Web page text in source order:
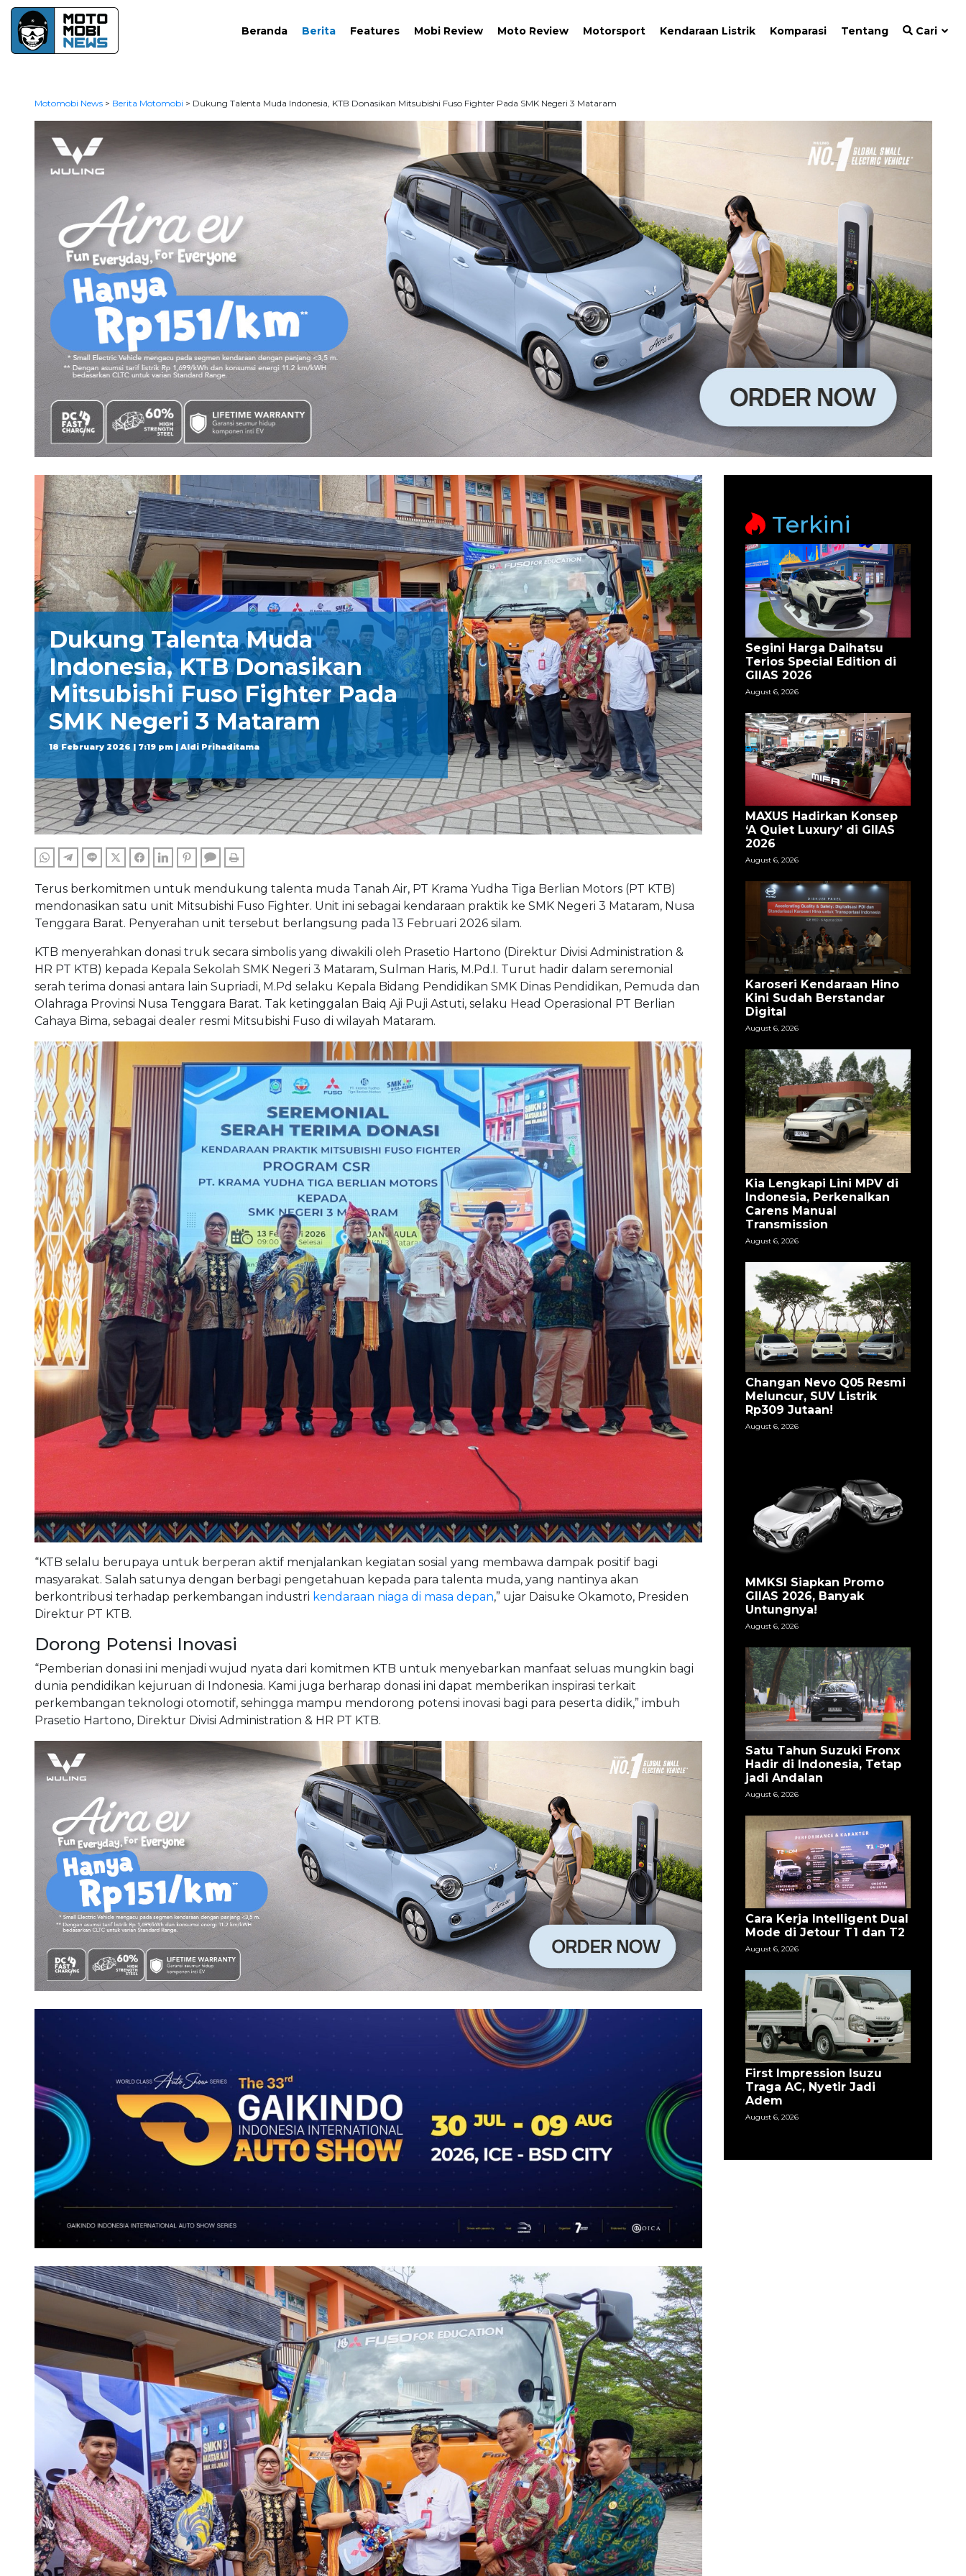
Beranda Berita Features Mobi Review Moto Review Motorsport Kendaraan Listrik Komparasi Tentang Cari
Motomobi News> Berita Motomobi > Dukung Talenta Muda Indonesia, KTB Donasikan Mitsubishi Fuso Fighter Pada SMK Negeri 3 Mataram
Dukung Talenta Muda
Indonesia, KTB Donasikan
Mitsubishi Fuso Fighter Pada
SMK Negeri 3 Mataram
18 February 2026 | 7:19 pm | Aldi Prihaditama
WHATSAPPTELEGRAM
LINE TWITTERFACEBOOKLINKEDINPINTERESTCOMMENTS
Terus berkomitmen untuk mendukung talenta muda Tanah Air, PT Krama Yudha Tiga Berlian Motors (PT KTB)
mendonasikan satu unit Mitsubishi Fuso Fighter. Unit ini sebagai kendaraan praktik ke SMK Negeri 3 Mataram, Nusa
Tenggara Barat. Penyerahan unit tersebut berlangsung pada 13 Februari 2026 silam.
KTB menyerahkan donasi truk secara simbolis yang diwakili oleh Prasetio Hartono (Direktur Divisi Administration &
HR PT KTB) kepada Kepala Sekolah SMK Negeri 3 Mataram, Sulman Haris, M.Pd.I. Turut hadir dalam seremonial
serah terima donasi antara lain Supriadi, M.Pd selaku Kepala Bidang Pendidikan SMK Dinas Pendidikan, Pemuda dan
Olahraga Provinsi Nusa Tenggara Barat. Tak ketinggalan Baiq Aji Puji Astuti, selaku Head Operasional PT Berlian
Cahaya Bima, sebagai dealer resmi Mitsubishi Fuso di wilayah Mataram.
“KTB selalu berupaya untuk berperan aktif menjalankan kegiatan sosial yang membawa dampak positif bagi
masyarakat. Salah satunya dengan berbagi pengetahuan kepada para talenta muda, yang nantinya akan
berkontribusi terhadap perkembangan industri kendaraan niaga di masa depan,” ujar Daisuke Okamoto, Presiden
Direktur PT KTB.
Dorong Potensi Inovasi
“Pemberian donasi ini menjadi wujud nyata dari komitmen KTB untuk menyebarkan manfaat seluas mungkin bagi
dunia pendidikan kejuruan di Indonesia. Kami juga berharap donasi ini dapat memberikan inspirasi terkait
perkembangan teknologi otomotif, sehingga mampu mendorong potensi inovasi bagi para peserta didik,” imbuh
Prasetio Hartono, Direktur Divisi Administration & HR PT KTB.
Terkini
Segini Harga Daihatsu
Terios Special Edition di
GIIAS 2026
August 6, 2026
MAXUS Hadirkan Konsep
‘A Quiet Luxury’ di GIIAS
2026
August 6, 2026
Karoseri Kendaraan Hino
Kini Sudah Berstandar
Digital
August 6, 2026
Kia Lengkapi Lini MPV di
Indonesia, Perkenalkan
Carens Manual
Transmission
August 6, 2026
Changan Nevo Q05 Resmi
Meluncur, SUV Listrik
Rp309 Jutaan!
August 6, 2026
MMKSI Siapkan Promo
GIIAS 2026, Banyak
Untungnya!
August 6, 2026
Satu Tahun Suzuki Fronx
Hadir di Indonesia, Tetap
jadi Andalan
August 6, 2026
Cara Kerja Intelligent Dual
Mode di Jetour T1 dan T2
August 6, 2026
First Impression Isuzu
Traga AC, Nyetir Jadi
Adem
August 6, 2026